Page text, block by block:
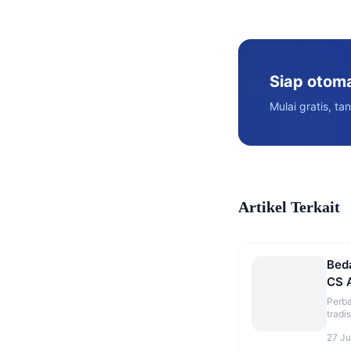
Siap
Mulai gratis,
Artikel Terkait
CS
27